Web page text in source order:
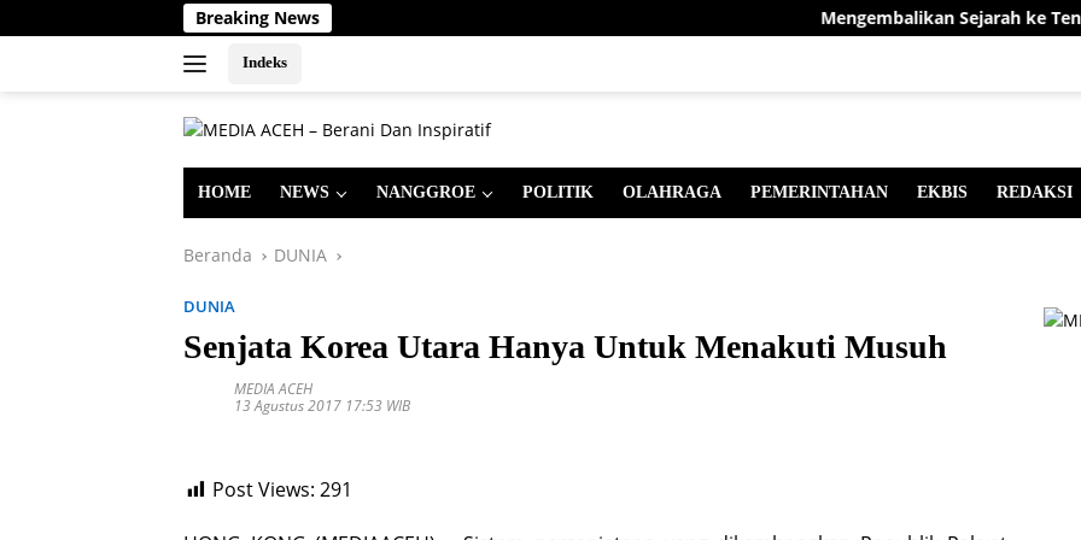
ke
Breaking News Mengembalikan Sejarah ke Tengah
Indeks
HOME NEWS NANGGROE POLITIK OLAHRAGA PEMERINTAHAN EKBIS REDAKSI
Beranda DUNIA
DUNIA
Senjata Korea Utara Hanya Untuk Menakuti Musuh
MEDIA ACEH
13 Agustus 2017 17:53 WIB
Post Views: 291